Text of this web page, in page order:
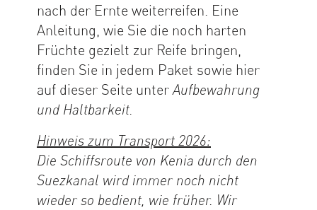
nach der Ernte weiterreifen. Eine
Anleitung, wie Sie die noch harten
Früchte gezielt zur Reife bringen,
finden Sie in jedem Paket sowie hier
auf dieser Seite unter Aufbewahrung
und Haltbarkeit.
Hinweis zum Transport 2026:
Die Schiffsroute von Kenia durch den
Suezkanal wird immer noch nicht
wieder so bedient, wie früher. Wir